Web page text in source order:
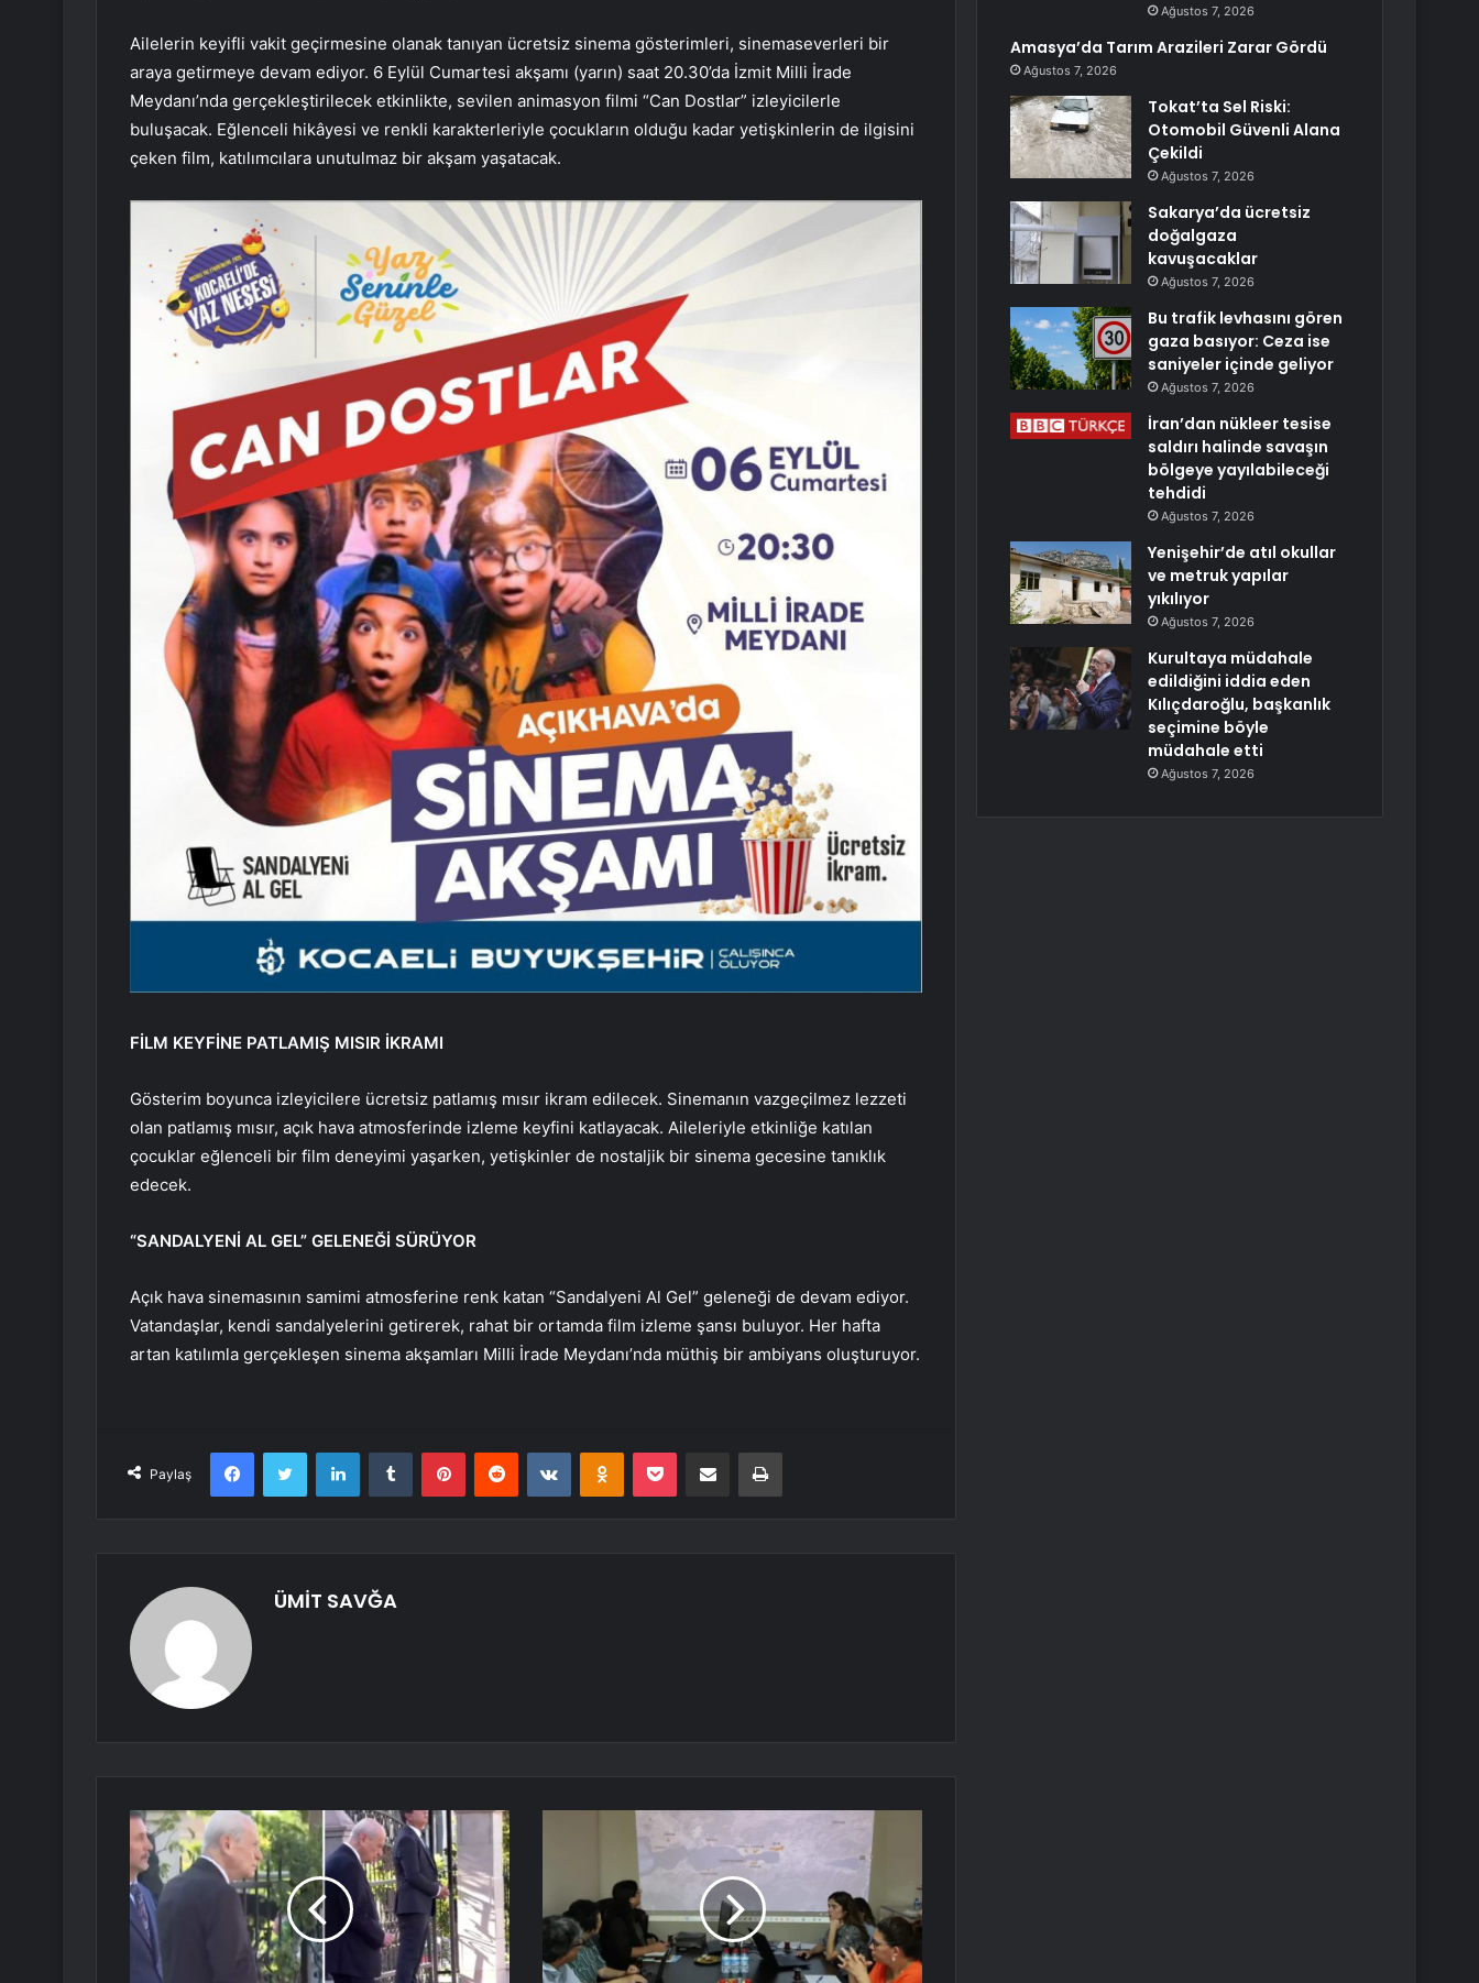
Ailelerin keyifli vakit geçirmesine olanak tanıyan ücretsiz sinema gösterimleri, sinemaseverleri bir
araya getirmeye devam ediyor. 6 Eylül Cumartesi akşamı (yarın) saat 20.30’da İzmit Milli İrade
Meydanı’nda gerçekleştirilecek etkinlikte, sevilen animasyon filmi “Can Dostlar” izleyicilerle
buluşacak. Eğlenceli hikâyesi ve renkli karakterleriyle çocukların olduğu kadar yetişkinlerin de ilgisini
çeken film, katılımcılara unutulmaz bir akşam yaşatacak.
FİLM KEYFİNE PATLAMIŞ MISIR İKRAMI
Gösterim boyunca izleyicilere ücretsiz patlamış mısır ikram edilecek. Sinemanın vazgeçilmez lezzeti
olan patlamış mısır, açık hava atmosferinde izleme keyfini katlayacak. Aileleriyle etkinliğe katılan
çocuklar eğlenceli bir film deneyimi yaşarken, yetişkinler de nostaljik bir sinema gecesine tanıklık
edecek.
“SANDALYENİ AL GEL” GELENEĞİ SÜRÜYOR
Açık hava sinemasının samimi atmosferine renk katan “Sandalyeni Al Gel” geleneği de devam ediyor.
Vatandaşlar, kendi sandalyelerini getirerek, rahat bir ortamda film izleme şansı buluyor. Her hafta
artan katılımla gerçekleşen sinema akşamları Milli İrade Meydanı’nda müthiş bir ambiyans oluşturuyor.
Paylaş
FacebookTwitter LinkedInTumblr PinterestReddit VKontakteOdnoklassniki
Pocket E-Posta ile paylaş Yazdır
ÜMİT SAVĞA
Ağustos 7, 2026
Amasya’da Tarım Arazileri Zarar Gördü
Ağustos 7, 2026
Tokat’ta Sel Riski:
Otomobil Güvenli Alana
Çekildi
Ağustos 7, 2026
Sakarya’da ücretsiz
doğalgaza
kavuşacaklar
Ağustos 7, 2026
Bu trafik levhasını gören
gaza basıyor: Ceza ise
saniyeler içinde geliyor
Ağustos 7, 2026
İran’dan nükleer tesise
saldırı halinde savaşın
bölgeye yayılabileceği
tehdidi
Ağustos 7, 2026
Yenişehir’de atıl okullar
ve metruk yapılar
yıkılıyor
Ağustos 7, 2026
Kurultaya müdahale
edildiğini iddia eden
Kılıçdaroğlu, başkanlık
seçimine böyle
müdahale etti
Ağustos 7, 2026